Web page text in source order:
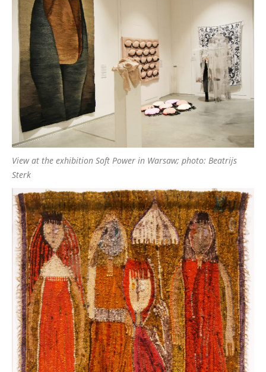
View at the exhibition Soft Power in Warsaw; photo: Beatrijs
Sterk